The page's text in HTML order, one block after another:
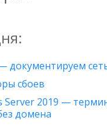
документируем
сбоев
Server 2019 —
домена